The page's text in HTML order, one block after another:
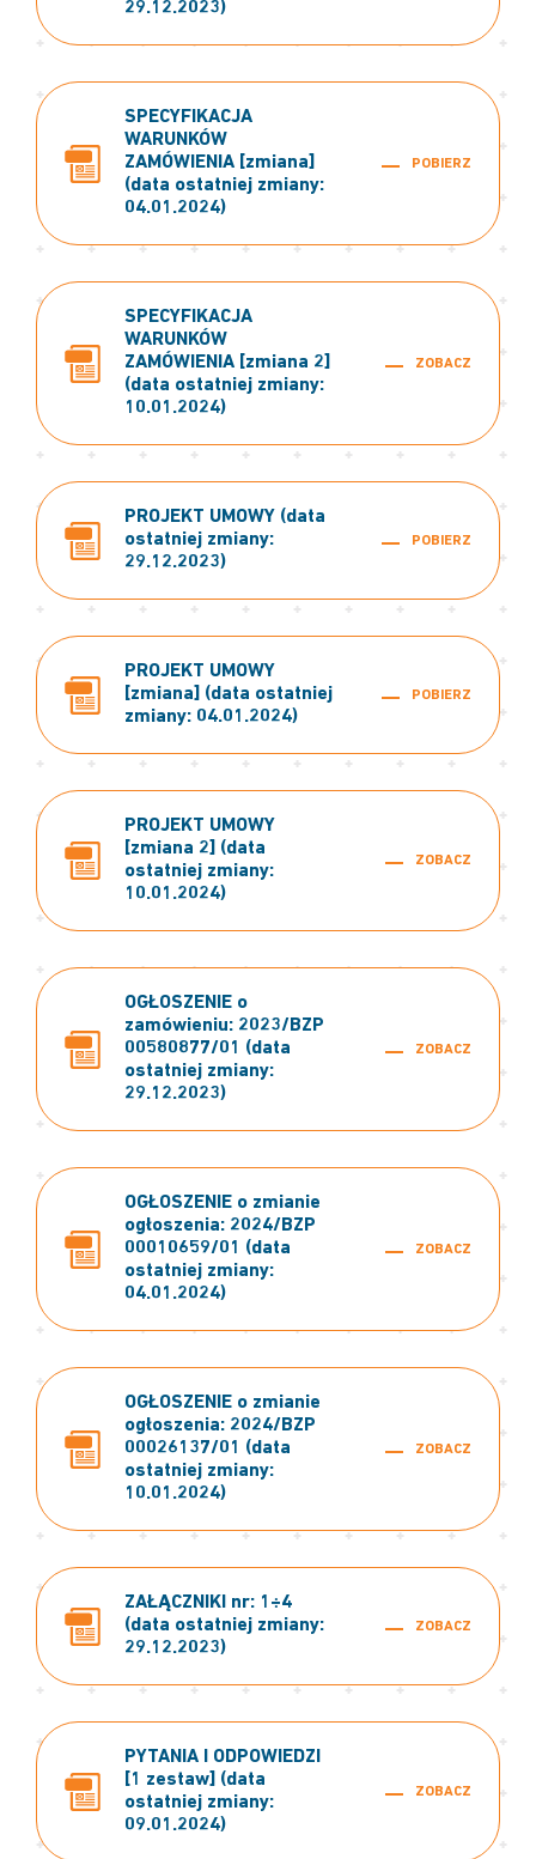
29.12.2023)
SPECYFIKACJA
WARUNKÓW
ZAMÓWIENIA [zmiana]
(data ostatniej zmiany:
04.01.2024)
POBIERZ
SPECYFIKACJA
WARUNKÓW
ZAMÓWIENIA [zmiana 2]
(data ostatniej zmiany:
10.01.2024)
ZOBACZ
PROJEKT UMOWY (data
ostatniej zmiany:
29.12.2023)
POBIERZ
PROJEKT UMOWY
[zmiana] (data ostatniej
zmiany: 04.01.2024)
POBIERZ
PROJEKT UMOWY
[zmiana 2] (data
ostatniej zmiany:
10.01.2024)
ZOBACZ
OGŁOSZENIE o
zamówieniu: 2023/BZP
00580877/01 (data
ostatniej zmiany:
29.12.2023)
ZOBACZ
OGŁOSZENIE o zmianie
ogłoszenia: 2024/BZP
00010659/01 (data
ostatniej zmiany:
04.01.2024)
ZOBACZ
OGŁOSZENIE o zmianie
ogłoszenia: 2024/BZP
00026137/01 (data
ostatniej zmiany:
10.01.2024)
ZOBACZ
ZAŁĄCZNIKI nr: 1÷4
(data ostatniej zmiany:
29.12.2023)
ZOBACZ
PYTANIA I ODPOWIEDZI
[1 zestaw] (data
ostatniej zmiany:
09.01.2024)
ZOBACZ